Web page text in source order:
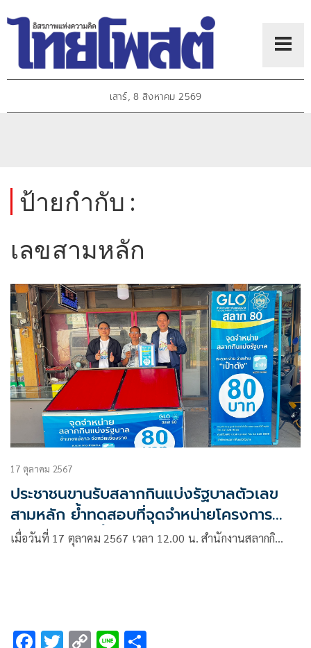
เสาร์, 8 สิงหาคม 2569
ป้ายกำกับ :
เลขสามหลัก
17 ตุลาคม 2567
ประชาชนขานรับสลากกินแบ่งรัฐบาลตัวเลข
สามหลัก ย้ำทดสอบที่จุดจำหน่ายโครงการ
สลาก 80 เท่านั้น
เมื่อวันที่ 17 ตุลาคม 2567 เวลา 12.00 น. สำนักงานสลากกิ…
F T C Li